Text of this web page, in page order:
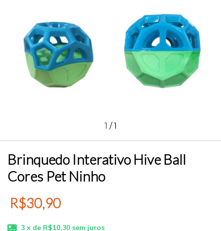
1 /1
Brinquedo Interativo Hive Ball
Cores Pet Ninho
R$30,90
3 x de R$10,30 sem juros